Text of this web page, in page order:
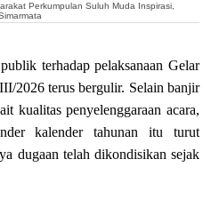
Perkumpulan Suluh Muda Inspirasi,
terhadap pelaksanaan Gelar
2026 terus bergulir. Selain banjir
kualitas penyelenggaraan acara,
kalender tahunan itu turut
dugaan telah dikondisikan sejak